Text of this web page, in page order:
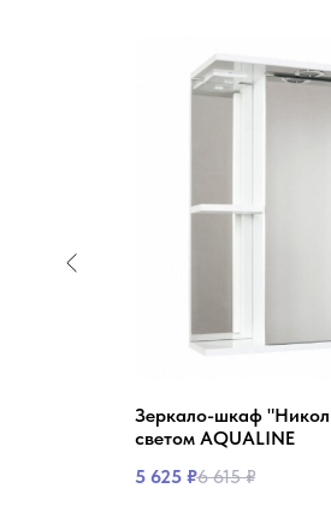
Зеркало-шкаф
светом AQUALINE
5 625 ₽6 615 ₽